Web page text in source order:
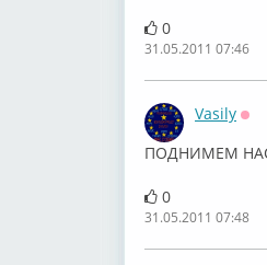
0
31.05.2011 07:46
Vasily
ПОДНИМЕМ
0
31.05.2011 07:48